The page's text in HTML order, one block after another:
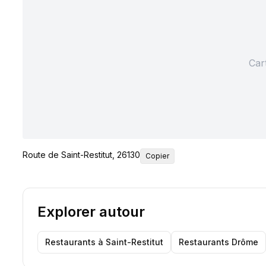
Route de Saint-Restitut, 26130 Copier
Explorer autour
Restaurants à Saint-Restitut Restaurants Drôme